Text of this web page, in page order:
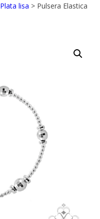
Plata lisa > Pulsera Elastica